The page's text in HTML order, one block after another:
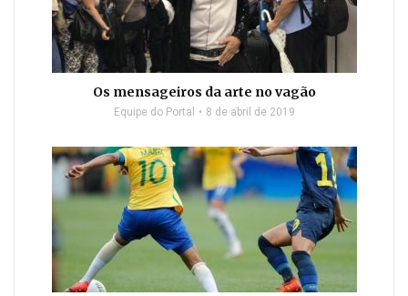
Os mensageiros da arte no vagão
Equipe do Portal 8 de abril de 2019